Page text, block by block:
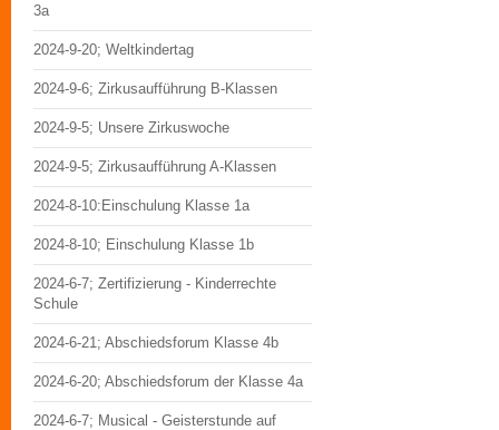
3a
2024-9-20; Weltkindertag
2024-9-6; Zirkusaufführung B-Klassen
2024-9-5; Unsere Zirkuswoche
2024-9-5; Zirkusaufführung A-Klassen
2024-8-10:Einschulung Klasse 1a
2024-8-10; Einschulung Klasse 1b
2024-6-7; Zertifizierung - Kinderrechte
Schule
2024-6-21; Abschiedsforum Klasse 4b
2024-6-20; Abschiedsforum der Klasse 4a
2024-6-7; Musical - Geisterstunde auf